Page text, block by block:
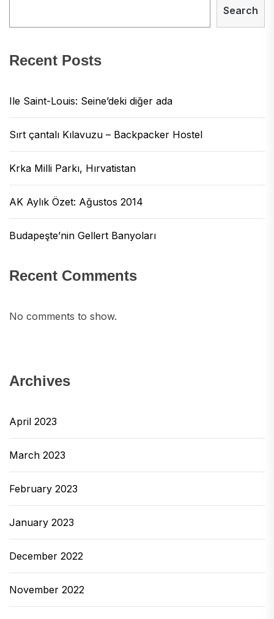
Search
Recent Posts
Ile Saint-Louis: Seine’deki diğer ada
Sırt çantalı Kılavuzu – Backpacker Hostel
Krka Milli Parkı, Hırvatistan
AK Aylık Özet: Ağustos 2014
Budapeşte’nin Gellert Banyoları
Recent Comments
No comments to show.
Archives
April 2023
March 2023
February 2023
January 2023
December 2022
November 2022